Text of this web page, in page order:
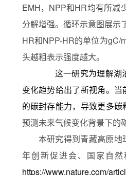
EMH， NPP和HR均有所减
分解增强。循环示意图展示
HR和NPP-HR的单位为gC/
头越粗表示强度越大。
这一研究为理解湖
变化趋势给出了新视角。
的碳封存能力，导致更多
预测未来气候变化背景下的
本研究得到青藏高原地
年创新促进会、国家自
https://www.nature.com/